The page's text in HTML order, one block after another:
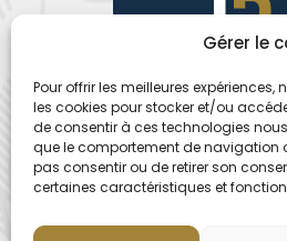
Gérer le
Pour offrir les meilleures
les cookies pour stocker et/ou
de consentir à ces technologies
que le comportement de navigation
pas consentir ou de retirer son
certaines caractéristiques et